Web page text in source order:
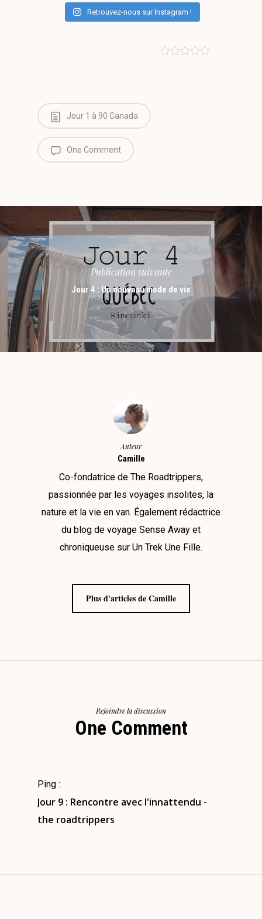
Retrouvez-nous sur Instagram !
Jour 1 à 90 Canada
One Comment
Publication suivante
Jour 4 : Un nouveau mode de vie
Auteur
Camille
Co-fondatrice de The Roadtrippers,
passionnée par les voyages insolites, la
nature et la vie en van. Également rédactrice
du blog de voyage Sense Away et
chroniqueuse sur Un Trek Une Fille.
Plus d'articles de Camille
Rejoindre la discussion
One Comment
Ping :
Jour 9 : Rencontre avec l'innattendu -
the roadtrippers